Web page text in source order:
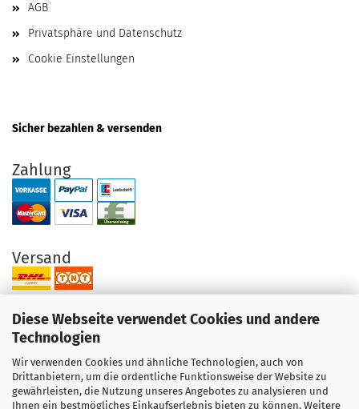
Diese Webseite verwendet Cookies und andere
Technologien
Wir verwenden Cookies und ähnliche Technologien, auch von
Drittanbietern, um die ordentliche Funktionsweise der Website zu
gewährleisten, die Nutzung unseres Angebotes zu analysieren und
Ihnen ein bestmögliches Einkaufserlebnis bieten zu können. Weitere
AGB
Privatsphäre und Datenschutz
Cookie Einstellungen
Sicher bezahlen & versenden
Zahlung
Versand
Ihre Vorteile bei uns
Original Produkte direkt vom Hersteller